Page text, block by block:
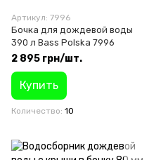
Артикул: 7996
Бочка для дождевой воды
390 л Bass Polska 7996
2 895 грн/шт.
Купить
Количество 10